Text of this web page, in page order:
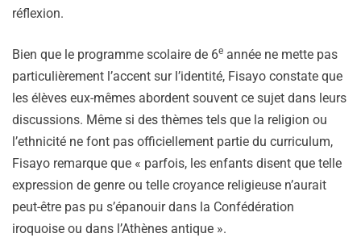
réflexion.
Bien que le programme scolaire de 6e année ne mette pas
particulièrement l’accent sur l’identité, Fisayo constate que
les élèves eux-mêmes abordent souvent ce sujet dans leurs
discussions. Même si des thèmes tels que la religion ou
l’ethnicité ne font pas officiellement partie du curriculum,
Fisayo remarque que « parfois, les enfants disent que telle
expression de genre ou telle croyance religieuse n’aurait
peut-être pas pu s’épanouir dans la Confédération
iroquoise ou dans l’Athènes antique ».